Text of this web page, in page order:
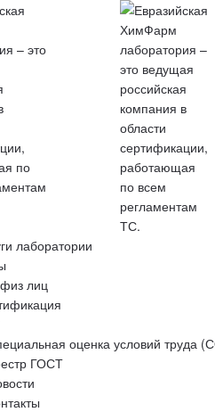
лаборатории
лиц
оценка условий труда
ГОСТ